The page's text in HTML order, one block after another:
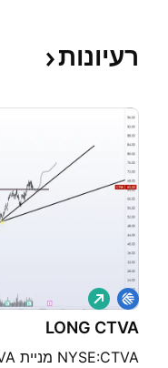
רעיונות
LONG CTVA
ל
ו
נ